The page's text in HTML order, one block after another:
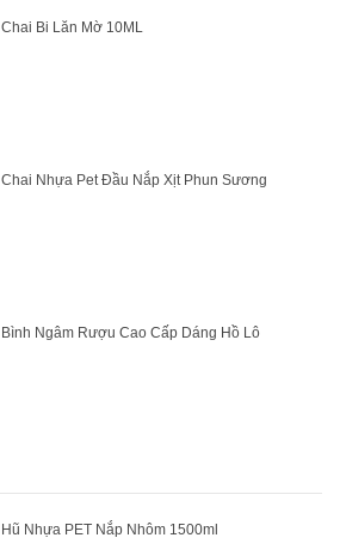
Chai Bi Lăn Mờ 10ML
Chai Nhựa Pet Đầu Nắp Xịt Phun Sương
Bình Ngâm Rượu Cao Cấp Dáng Hồ Lô
Hũ Nhựa PET Nắp Nhôm 1500ml